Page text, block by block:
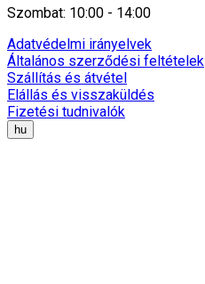
Szombat: 10:00 - 14:00
Adatvédelmi irányelvek
Általános szerződési feltételek
Szállítás és átvétel
Elállás és visszaküldés
Fizetési tudnivalók
hu